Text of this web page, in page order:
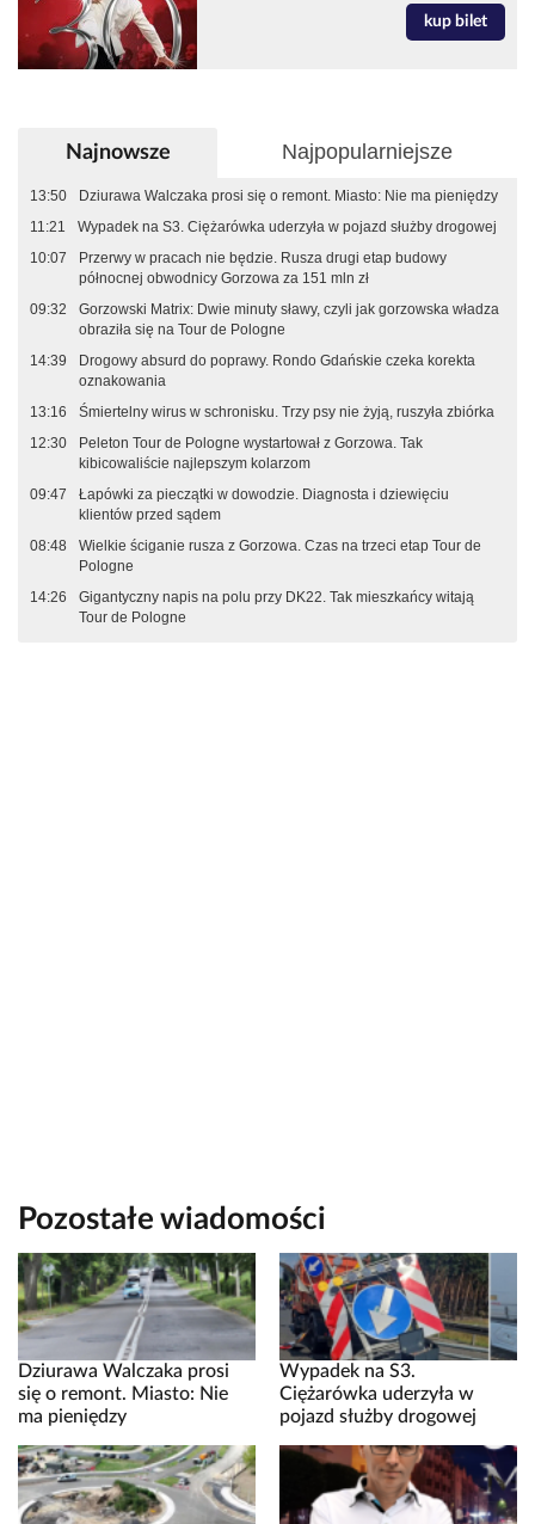
kup bilet
Najnowsze Najpopularniejsze
13:50
Dziurawa Walczaka prosi się o remont. Miasto: Nie ma pieniędzy
11:21
Wypadek na S3. Ciężarówka uderzyła w pojazd służby drogowej
10:07
Przerwy w pracach nie będzie. Rusza drugi etap budowy
północnej obwodnicy Gorzowa za 151 mln zł
09:32
Gorzowski Matrix: Dwie minuty sławy, czyli jak gorzowska władza
obraziła się na Tour de Pologne
14:39
Drogowy absurd do poprawy. Rondo Gdańskie czeka korekta
oznakowania
13:16
Śmiertelny wirus w schronisku. Trzy psy nie żyją, ruszyła zbiórka
12:30
Peleton Tour de Pologne wystartował z Gorzowa. Tak
kibicowaliście najlepszym kolarzom
09:47
Łapówki za pieczątki w dowodzie. Diagnosta i dziewięciu
klientów przed sądem
08:48
Wielkie ściganie rusza z Gorzowa. Czas na trzeci etap Tour de
Pologne
14:26
Gigantyczny napis na polu przy DK22. Tak mieszkańcy witają
Tour de Pologne
Pozostałe wiadomości
Dziurawa Walczaka prosi
się o remont. Miasto: Nie
ma pieniędzy
Wypadek na S3.
Ciężarówka uderzyła w
pojazd służby drogowej